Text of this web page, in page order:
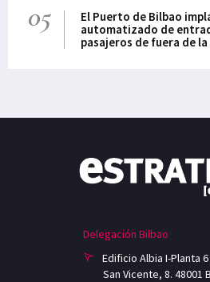
05
El Puerto de Bilbao
automatizado de
pasajeros de fuera de la
Delegación Bilbao
Edificio Albia I-Planta 6
San Vicente, 8. 48001